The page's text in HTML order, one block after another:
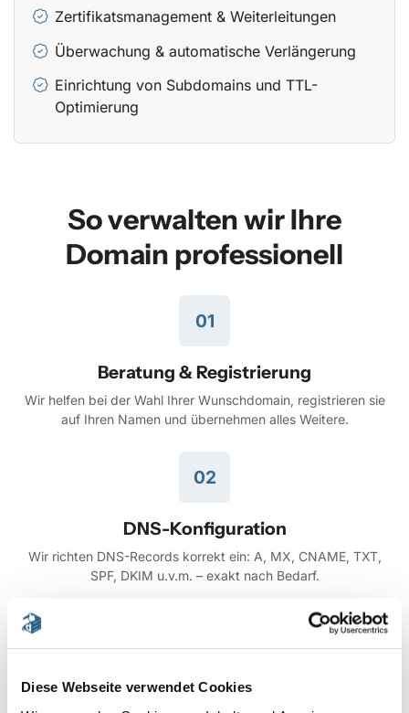
Diese Webseite verwendet Cookies
Zertifikatsmanagement & Weiterleitungen
Überwachung & automatische Verlängerung
Einrichtung von Subdomains und TTL-
Optimierung
So verwalten wir Ihre
Domain professionell
01
Beratung & Registrierung
Wir helfen bei der Wahl Ihrer Wunschdomain, registrieren sie
auf Ihren Namen und übernehmen alles Weitere.
02
DNS-Konfiguration
Wir richten DNS-Records korrekt ein: A, MX, CNAME, TXT,
SPF, DKIM u.v.m. – exakt nach Bedarf.
Überwachung & Absicherung